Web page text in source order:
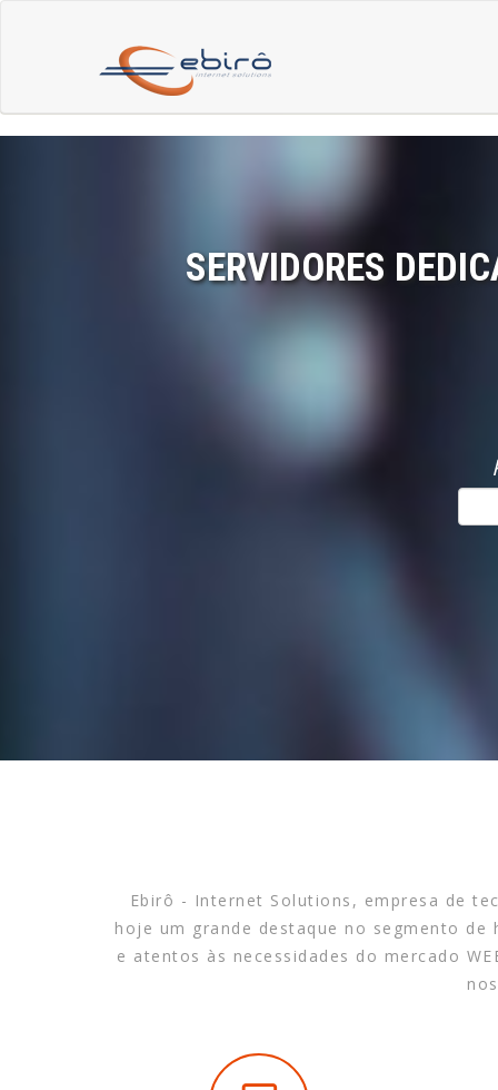
SERVIDORES
Ebirô - Internet Solutions, empresa de
hoje um grande destaque no segmento
e atentos às necessidades do mercado